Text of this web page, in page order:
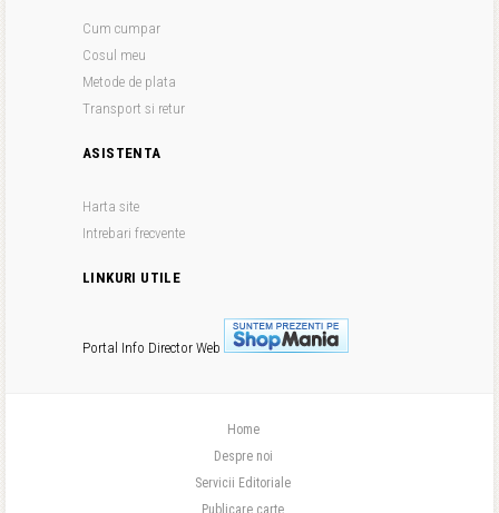
Cum cumpar
Cosul meu
Metode de plata
Transport si retur
ASISTENTA
Harta site
Intrebari frecvente
LINKURI UTILE
Portal Info Director Web
Home
Despre noi
Servicii Editoriale
Publicare carte